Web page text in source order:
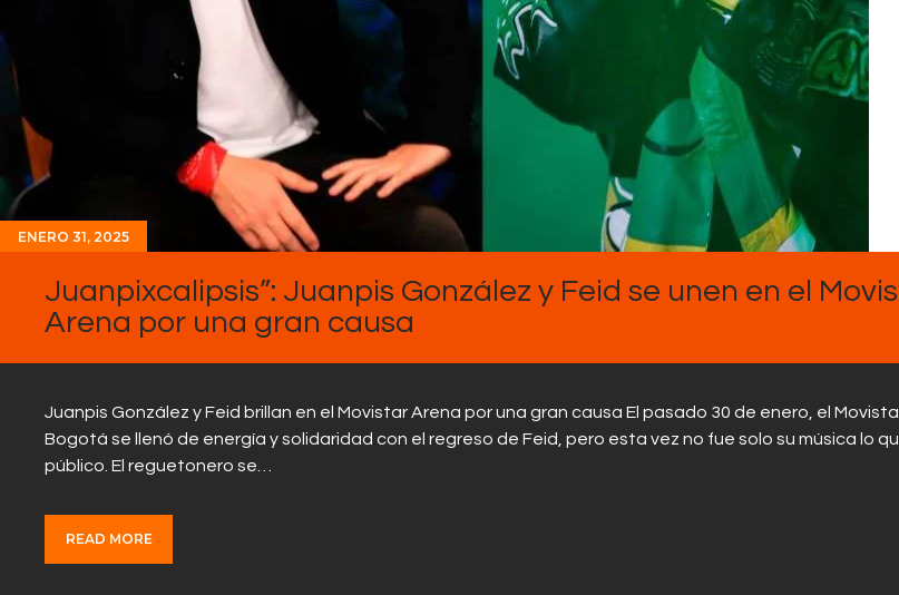
Contactos
ENERO 31, 2025
Juanpixcalipsis”: Juanpis González y Feid se unen en el
Arena por una gran causa
Juanpis González y Feid brillan en el Movistar Arena por una gran causa El pasado 30 de enero, el
Bogotá se llenó de energía y solidaridad con el regreso de Feid, pero esta vez no fue solo su música lo
público. El reguetonero se…
READ MORE